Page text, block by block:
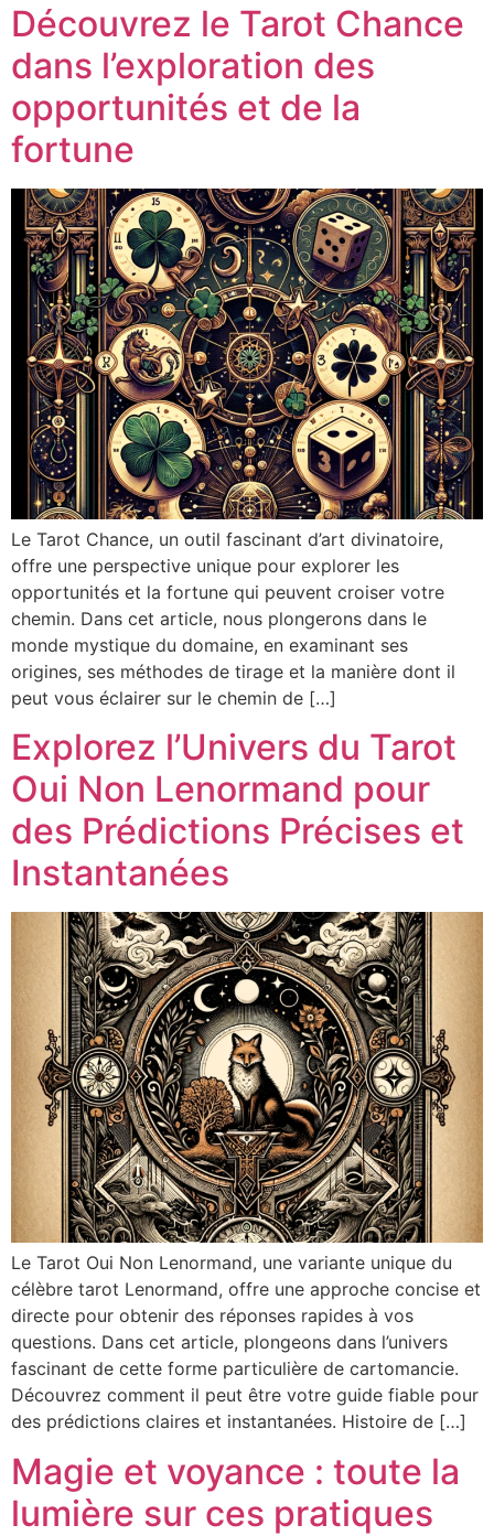
Découvrez le Tarot Chance
dans l’exploration des
opportunités et de la
fortune
Le Tarot Chance, un outil fascinant d’art divinatoire,
offre une perspective unique pour explorer les
opportunités et la fortune qui peuvent croiser votre
chemin. Dans cet article, nous plongerons dans le
monde mystique du domaine, en examinant ses
origines, ses méthodes de tirage et la manière dont il
peut vous éclairer sur le chemin de […]
Explorez l’Univers du Tarot
Oui Non Lenormand pour
des Prédictions Précises et
Instantanées
Le Tarot Oui Non Lenormand, une variante unique du
célèbre tarot Lenormand, offre une approche concise et
directe pour obtenir des réponses rapides à vos
questions. Dans cet article, plongeons dans l’univers
fascinant de cette forme particulière de cartomancie.
Découvrez comment il peut être votre guide fiable pour
des prédictions claires et instantanées. Histoire de […]
Magie et voyance : toute la
lumière sur ces pratiques